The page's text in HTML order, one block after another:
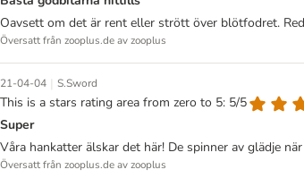
Oavsett om det är rent eller strött över blötfodret.
Översatt från zooplus.de av zooplus
21-04-04 | S.Sword
This is a stars rating area from zero to 5: 5/5
Super
Våra hankatter älskar det här! De spinner av glädje
Översatt från zooplus.de av zooplus